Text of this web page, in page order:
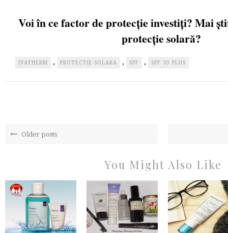
Voi în ce factor de protecție investiți? Mai
protecție solară?
IVATHERM , PROTECTIE SOLARA , SPF , SPF 50 PLUS
Older posts
You Might Also Like